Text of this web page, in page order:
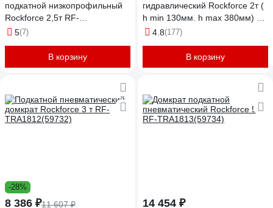
подкатной низкопрофильный
Rockforce 2,5т RF-
T825010REuro(19359)
5(7)
В корзину
гидравлический Rockforce 2т (
h min 130мм. h max 380мм) в
кейсе RF-T83000F(54652)
4.8(177)
В корзину
-28%
8 386 ₽11 607 ₽ 14 454 ₽